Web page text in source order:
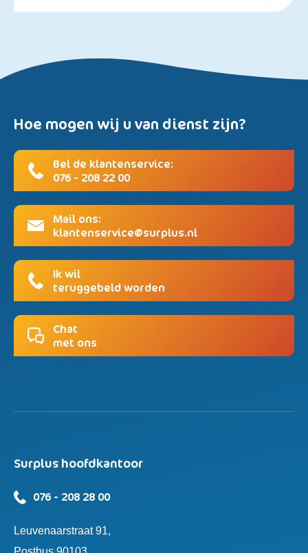
Hoe mogen wij u van dienst zijn?
Bel de klantenservice:
076 - 208 22 00
Mail ons:
klantenservice@surplus.nl
Ik wil
teruggebeld worden
Chat
met ons
Surplus hoofdkantoor
076 - 208 28 00
Leuvenaarstraat 91,